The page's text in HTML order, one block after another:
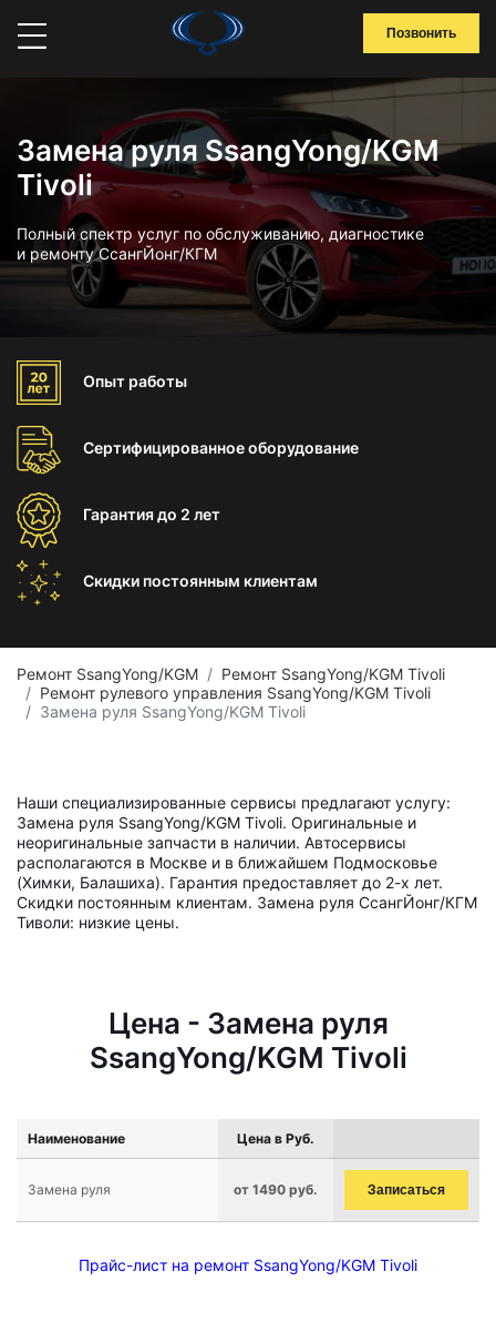
Позвонить
Замена руля SsangYong/KGM
Tivoli
Полный спектр услуг по обслуживанию, диагностике
и ремонту СсангЙонг/КГМ
Опыт работы
Сертифицированноеоборудование
Гарантиядо 2 лет
Скидки постоянным клиентам
Ремонт SsangYong/KGM
Ремонт SsangYong/KGM Tivoli
Ремонт рулевого управления SsangYong/KGM Tivoli
Замена руля SsangYong/KGM Tivoli
Наши специализированные сервисы предлагают услугу:
Замена руля SsangYong/KGM Tivoli. Оригинальные и
неоригинальные запчасти в наличии. Автосервисы
располагаются в Москве и в ближайшем Подмосковье
(Химки, Балашиха). Гарантия предоставляет до 2-х лет.
Скидки постоянным клиентам. Замена руля СсангЙонг/КГМ
Тиволи: низкие цены.
Цена - Замена руля
SsangYong/KGM Tivoli
Наименование Цена в Руб.
Замена руля от 1490 руб. Записаться
Прайс-лист на ремонт SsangYong/KGM Tivoli